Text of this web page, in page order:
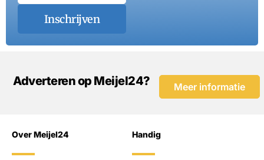
Inschrijven
Adverteren op Meijel24? Meer informatie
Over Meijel24 Handig